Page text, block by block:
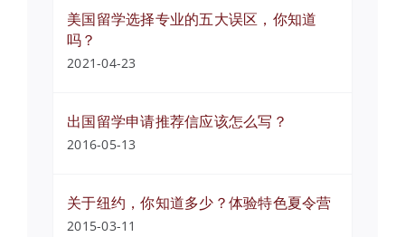
美国留学选择专业的五大误区，你知道
吗？
2021-04-23
出国留学申请推荐信应该怎么写？
2016-05-13
关于纽约，你知道多少？体验特色夏令营
2015-03-11